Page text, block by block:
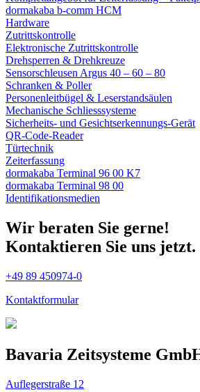
dormakaba b-comm HCM
Hardware
Zutrittskontrolle
Elektronische Zutrittskontrolle
Drehsperren & Drehkreuze
Sensorschleusen Argus 40 – 60 – 80
Schranken & Poller
Personenleitbügel & Leserstandsäulen
Mechanische Schliess­systeme
Sicherheits- und Gesichtserkennungs-Gerät
QR-Code-Reader
Türtechnik
Zeiterfassung
dormakaba Terminal 96 00 K7
dormakaba Terminal 98 00
Identifikations­medien
Wir beraten Sie gerne!
Kontaktieren Sie uns jetzt.
+49 89 450974-0
Kontaktformular
Bavaria Zeitsysteme
Auflegerstraße 12